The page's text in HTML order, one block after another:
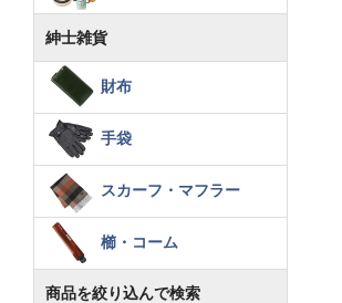
紳士雑貨
財布
手袋
スカーフ・マフラー
櫛・コーム
商品を絞り込んで検索